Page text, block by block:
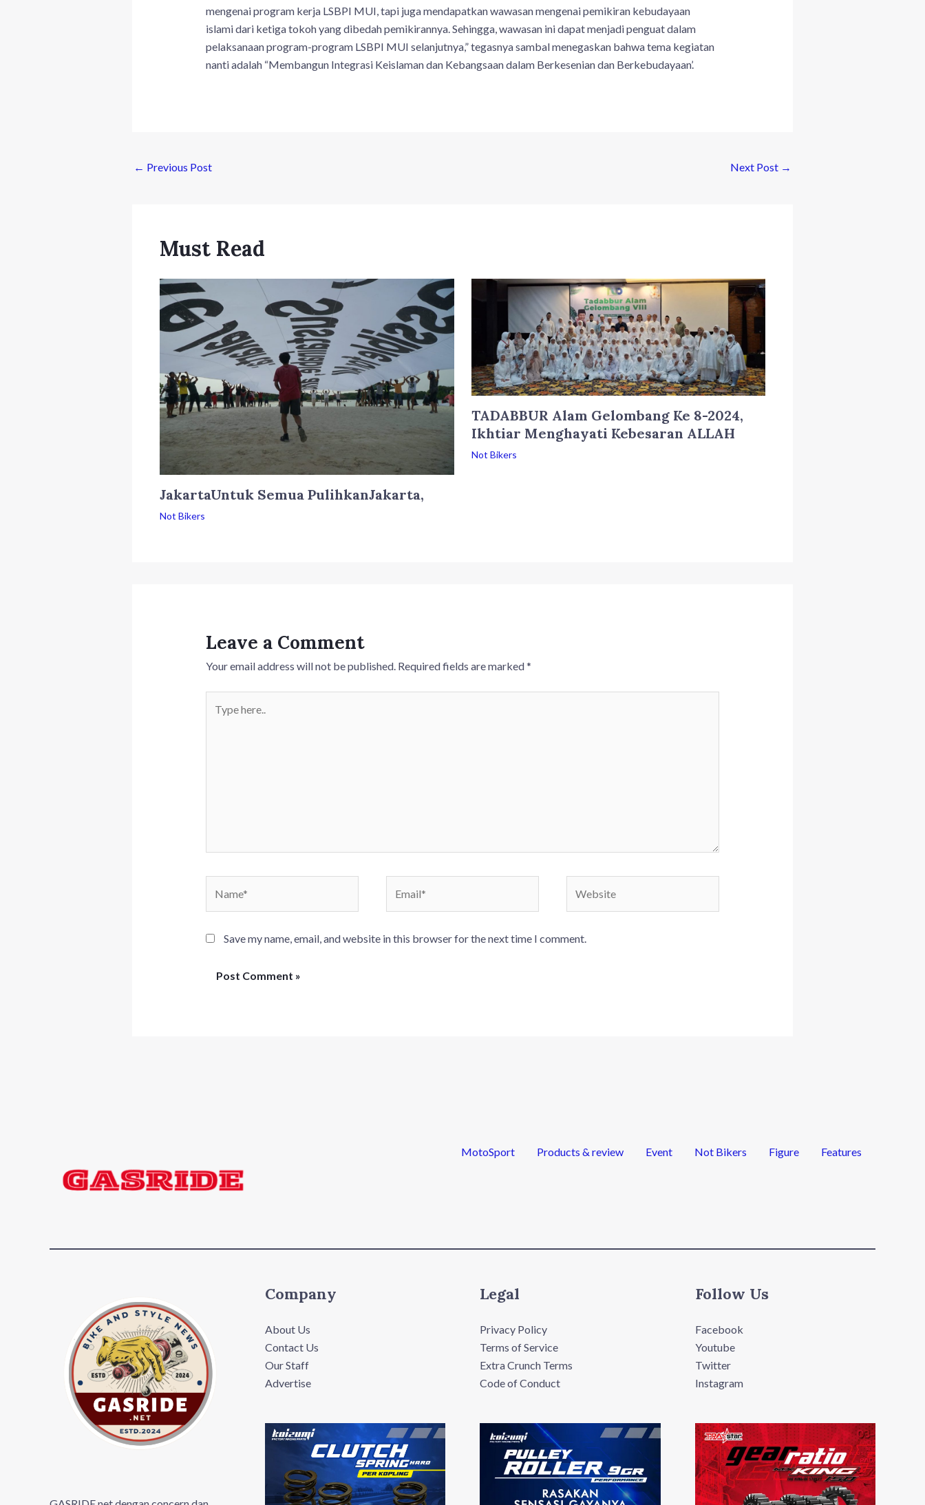
mengenai program kerja LSBPI MUI, tapi juga mendapatkan wawasan mengenai pemikiran kebudayaan
islami dari ketiga tokoh yang dibedah pemikirannya. Sehingga, wawasan ini dapat menjadi penguat dalam
pelaksanaan program-program LSBPI MUI selanjutnya,” tegasnya sambal menegaskan bahwa tema kegiatan
nanti adalah “Membangun Integrasi Keislaman dan Kebangsaan dalam Berkesenian dan Berkebudayaan’.
← Previous Post Next Post →
Must Read
JakartaUntuk Semua PulihkanJakarta,
Not Bikers
TADABBUR Alam Gelombang Ke 8-2024,
Ikhtiar Menghayati Kebesaran ALLAH
Not Bikers
Leave a Comment
Your email address will not be published. Required fields are marked*
here..
Save my name, email, and website in this browser for the next time I comment.
MotoSport Products & review Event Not Bikers Figure Features
Company
About Us
Contact Us
Our Staff
Advertise
Legal
Privacy Policy
Terms of Service
Extra Crunch Terms
Code of Conduct
Follow Us
Facebook
Youtube
Twitter
Instagram